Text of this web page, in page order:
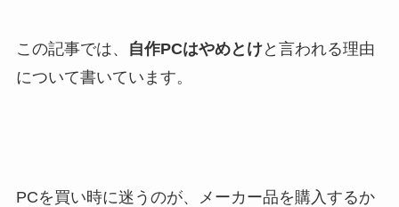
この記事では、 自作PCはやめとけと言われる理由
について書いています。
PCを買い時に迷うのが、メーカー品を購入するか